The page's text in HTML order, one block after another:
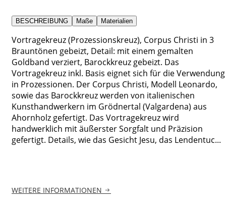
BESCHREIBUNG Maße Materialien
Vortragekreuz (Prozessionskreuz), Corpus Christi in 3
Brauntönen gebeizt, Detail: mit einem gemalten
Goldband verziert, Barockkreuz gebeizt. Das
Vortragekreuz inkl. Basis eignet sich für die Verwendung
in Prozessionen. Der Corpus Christi, Modell Leonardo,
sowie das Barockkreuz werden von italienischen
Kunsthandwerkern im Grödnertal (Valgardena) aus
Ahornholz gefertigt. Das Vortragekreuz wird
handwerklich mit äußerster Sorgfalt und Präzision
gefertigt. Details, wie das Gesicht Jesu, das Lendentuc...
WEITERE INFORMATIONEN